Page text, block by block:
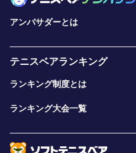
アンバサダーとは
テニスベアランキング
ランキング制度とは
ランキング大会一覧